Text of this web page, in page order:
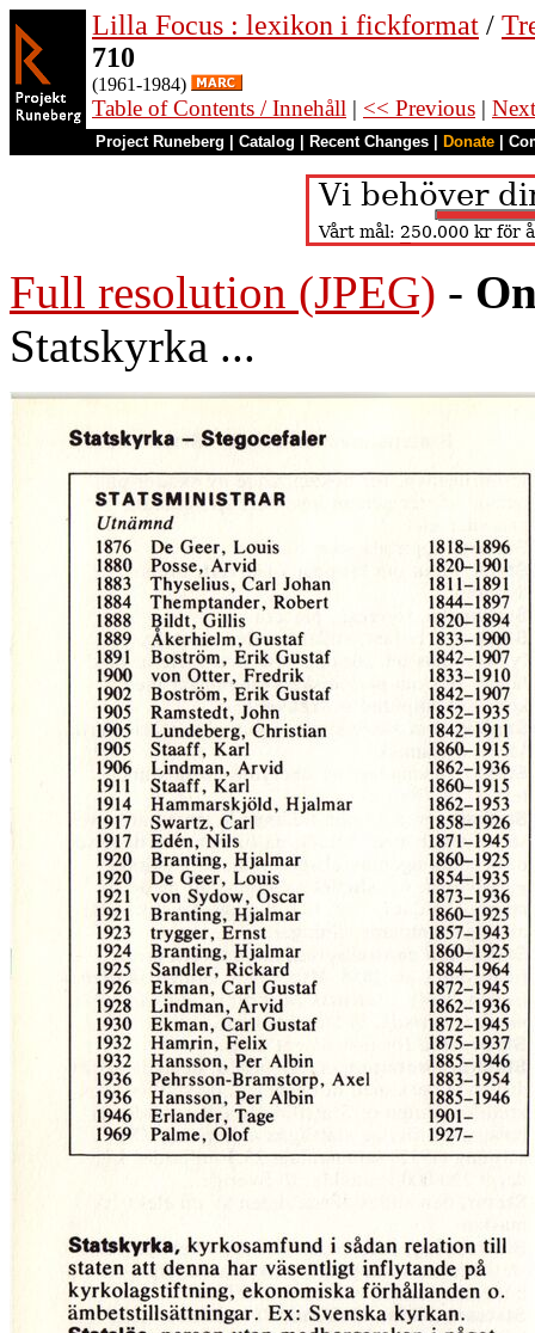
Lilla Focus : lexikon i fickformat /
710
(1961-1984)
Table of Contents / Innehåll | << Previous |
Project Runeberg Catalog Recent Changes Donate
Full resolution (JPEG) -
Statskyrka ...